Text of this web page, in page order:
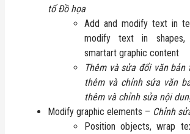
tố Đồ họa
Add and modify text in
modify text in
smartart graphic content
Thêm và sửa đổi văn bản
thêm và chỉnh sứa văn
thêm và chỉnh sửa nội
Modify graphic elements – Chỉnh
Position objects, wrap